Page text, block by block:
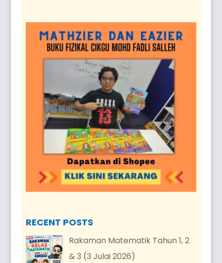
RECENT POSTS
Rakaman Matematik Tahun 1, 2
& 3 (3 Julai 2026)